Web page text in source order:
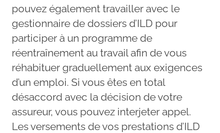
pouvez également travailler avec le
gestionnaire de dossiers d’ILD pour
participer à un programme de
réentraînement au travail afin de vous
réhabituer graduellement aux exigences
d’un emploi. Si vous êtes en total
désaccord avec la décision de votre
assureur, vous pouvez interjeter appel.
Les versements de vos prestations d’ILD